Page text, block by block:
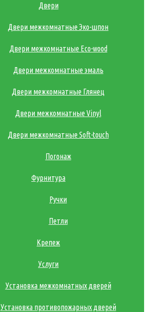
Двери
Двери межкомнатные Эко-шпон
Двери межкомнатные Eco-wood
Двери межкомнатные эмаль
Двери межкомнатные Глянец
Двери межкомнатные Vinyl
Двери межкомнатные Soft-touch
Погонаж
Фурнитура
Ручки
Петли
Крепеж
Услуги
Установка межкомнатных дверей
Установка противопожарных дверей